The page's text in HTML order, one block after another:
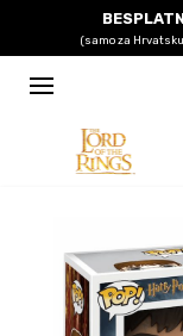
(samo za